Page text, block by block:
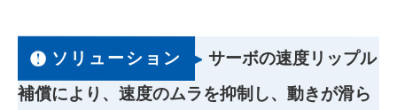
ソリューション サーボの速度リップル
補償により、速度のムラを抑制し、動きが滑ら